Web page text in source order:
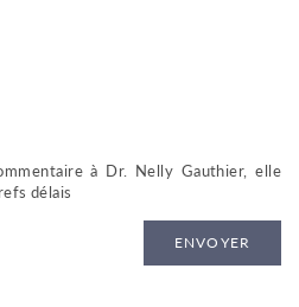
à Dr. Nelly Gauthier, elle
délais
ENVOYER